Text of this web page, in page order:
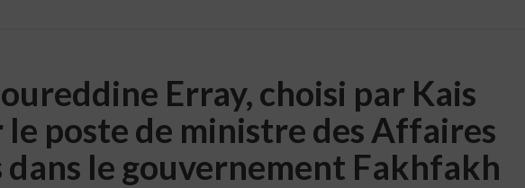
Erray, choisi par Kais
le poste de ministre des Affaires
le gouvernement Fakhfakh